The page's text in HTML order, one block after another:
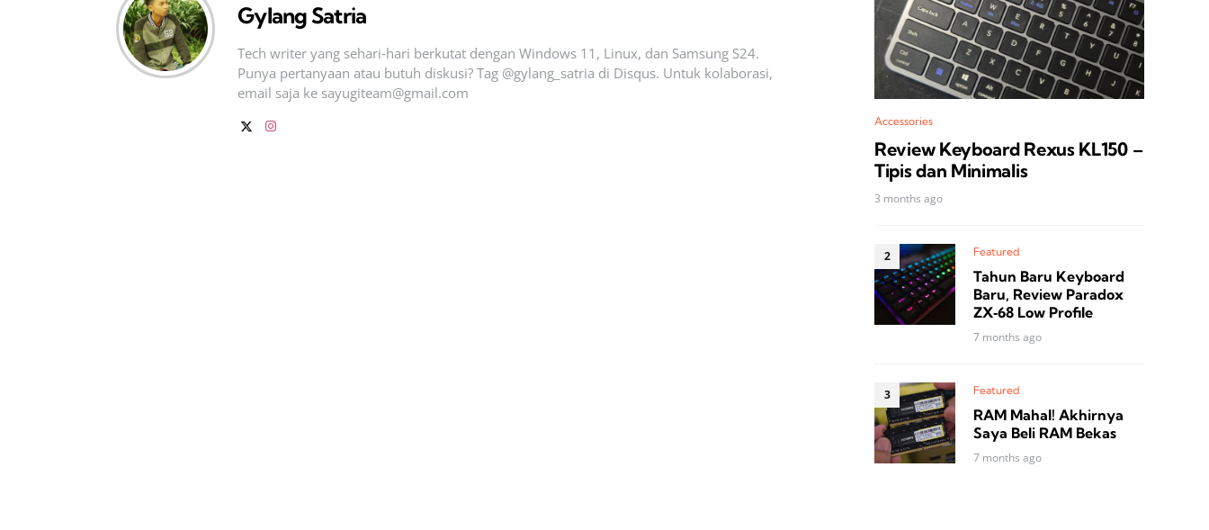
Gylang Satria
Tech writer yang sehari‑hari berkutat dengan Windows 11, Linux, dan Samsung S24.
Punya pertanyaan atau butuh diskusi? Tag @gylang_satria di Disqus. Untuk kolaborasi,
email saja ke sayugiteam@gmail.com
Accessories
Review Keyboard Rexus KL150 –
Tipis dan Minimalis
3 months ago
Featured
Tahun Baru Keyboard
Baru, Review Paradox
ZX‑68 Low Profile
7 months ago
Featured
RAM Mahal! Akhirnya
Saya Beli RAM Bekas
7 months ago